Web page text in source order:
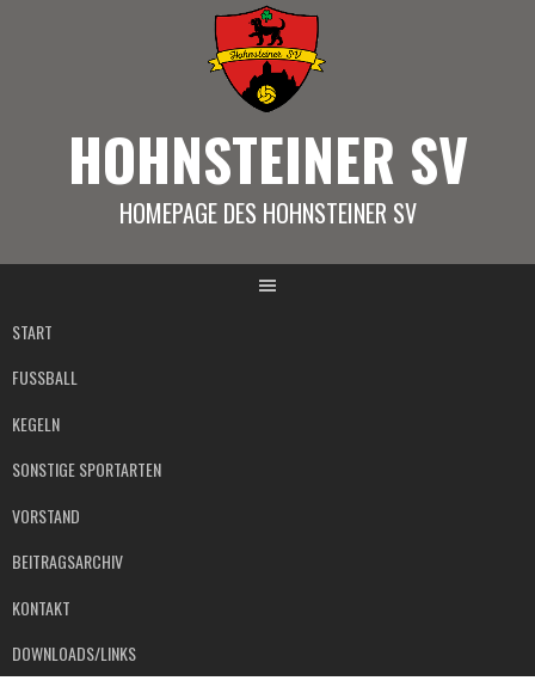
HOHNSTEINER SV
HOMEPAGE DES HOHNSTEINER SV
START
FUSSBALL
KEGELN
SONSTIGE SPORTARTEN
VORSTAND
BEITRAGSARCHIV
KONTAKT
DOWNLOADS/LINKS